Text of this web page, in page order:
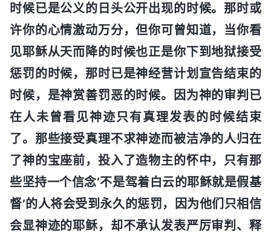
时候已是公义的日头公开出现的时候。那时或
许你的心情激动万分，但你可曾知道，当你看
见耶稣从天而降的时候也正是你下到地狱接受
惩罚的时候，那时已是神经营计划宣告结束的
时候，是神赏善罚恶的时候。因为神的审判已
在人未曾看见神迹只有真理发表的时候结束
了。那些接受真理不求神迹而被洁净的人归在
了神的宝座前，投入了造物主的怀中，只有那
些坚持一个信念‘不是驾着白云的耶稣就是假基
督’的人将会受到永久的惩罚，因为他们只相信
会显神迹的耶稣，却不承认发表严厉审判、释